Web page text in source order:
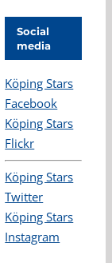
Social
media
Köping Stars
Facebook
Köping Stars
Flickr
Köping Stars
Twitter
Köping Stars
Instagram